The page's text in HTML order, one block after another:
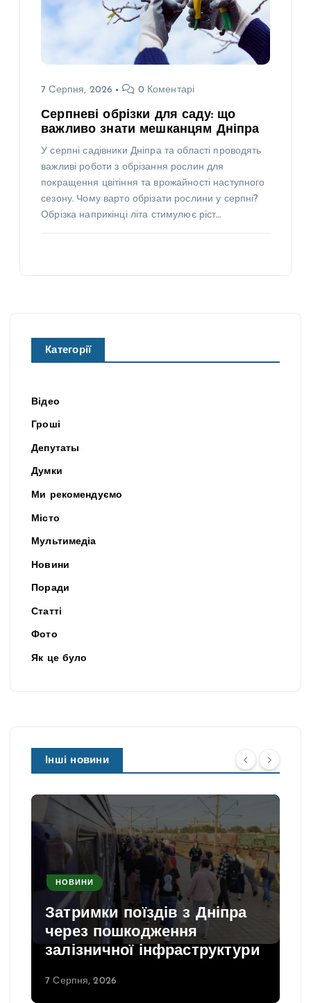
7 Серпня, 2026 0 Коментарі
Серпневі обрізки для саду: що
важливо знати мешканцям Дніпра
У серпні садівники Дніпра та області проводять
важливі роботи з обрізання рослин для
покращення цвітіння та врожайності наступного
сезону. Чому варто обрізати рослини у серпні?
Обрізка наприкінці літа стимулює ріст…
Категорії
Відео
Гроші
Депутаты
Думки
Ми рекомендуємо
Місто
Мультимедіа
Новини
Поради
Статті
Фото
Як це було
Інші новини
НОВИНИ
Затримки поїздів з Дніпра
через пошкодження
залізничної інфраструктури
7 Серпня, 2026